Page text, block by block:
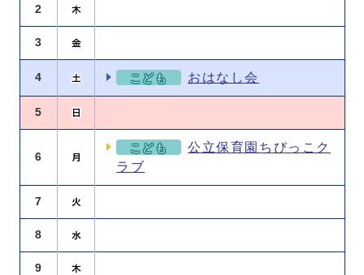
2
3
4 こども おはなし会
5
6
こども
公立保育園ちびっこク
ラブ
7
8
9